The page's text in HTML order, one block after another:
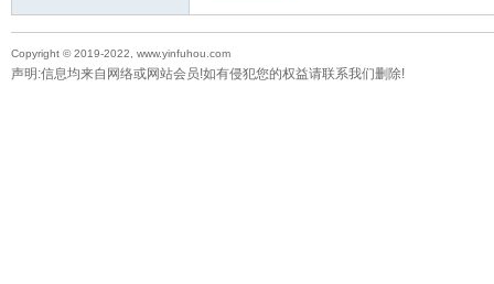
Copyright © 2019-2022, www.yinfuhou.com
声明:信息均来自网络或网站会员!如有侵犯您的权益请联系我们删除!